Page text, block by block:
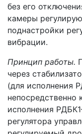
без его
камеры
поднастройки
вибрации.
Принцип работы.
через
(для исполнения
непосредственно
исполнения
регулятора